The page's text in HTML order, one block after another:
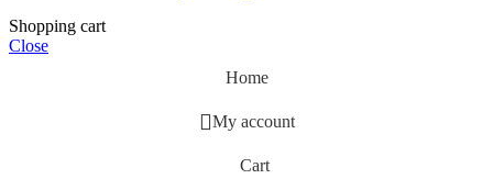
Shopping cart
Close
Home
My account
Cart